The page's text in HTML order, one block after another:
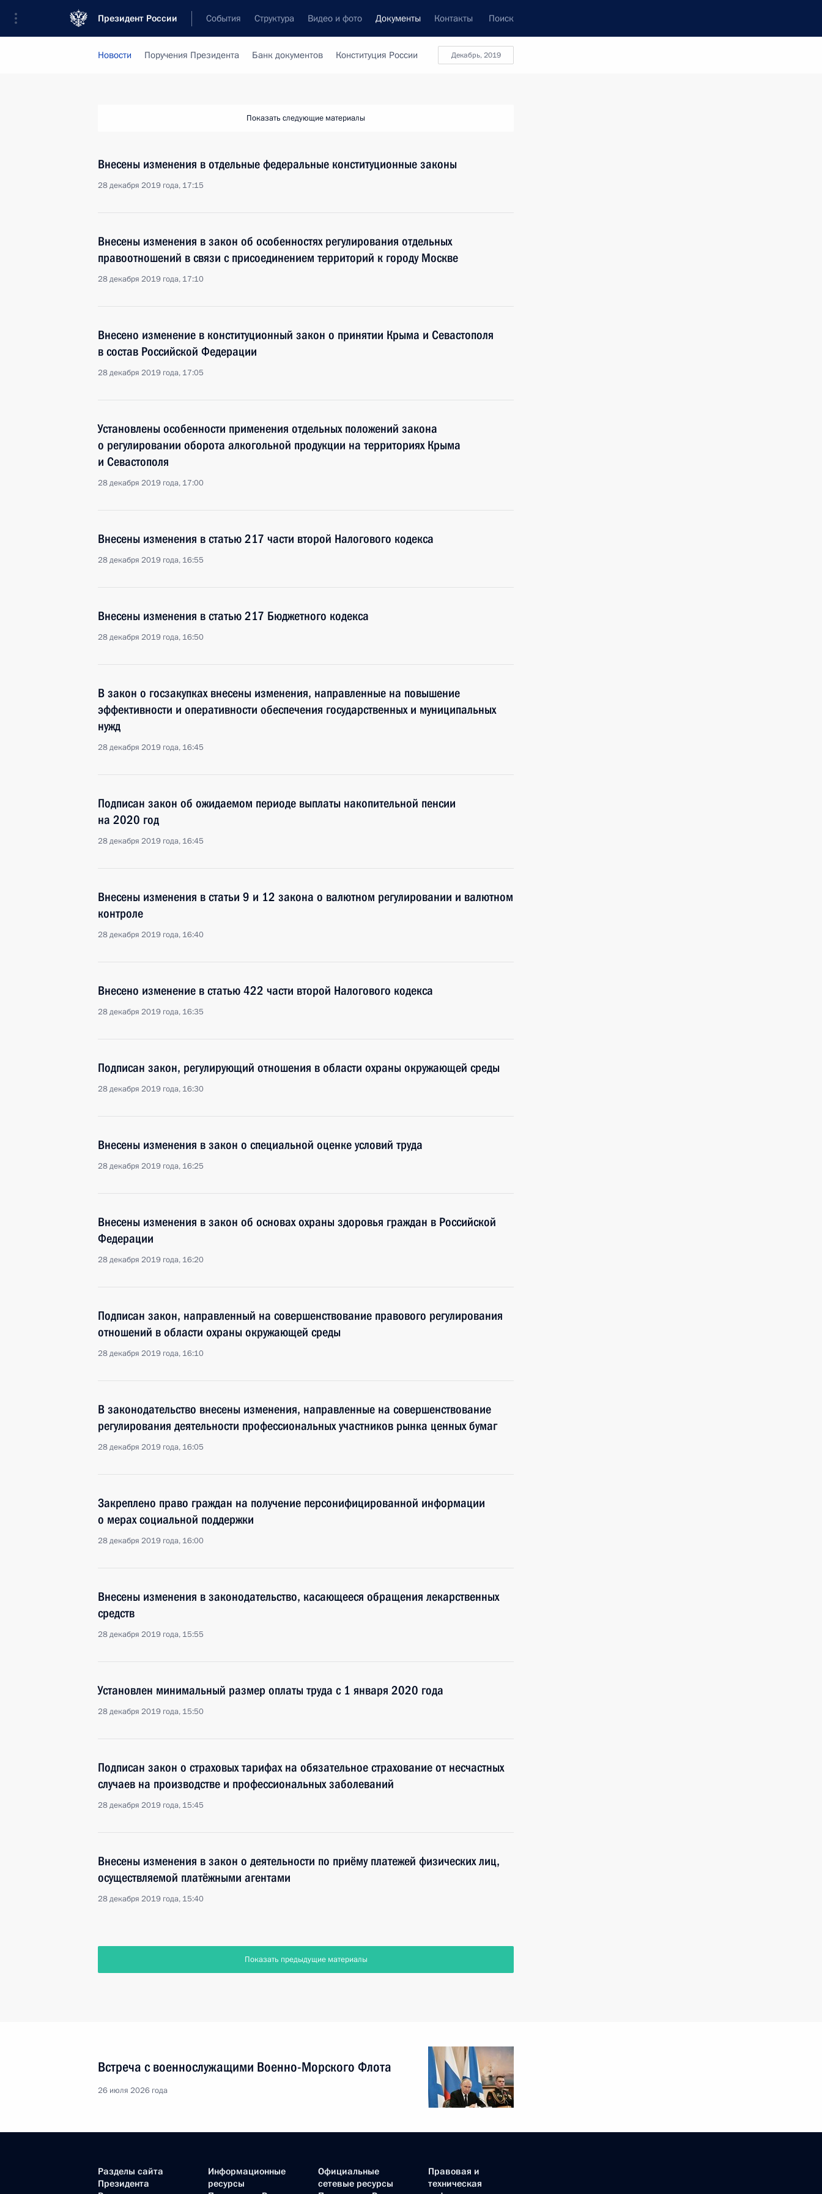
Президент России События Структура Видео и фото Документы Контакты Поиск
Декабрь, 2019
Новости Поручения Президента Банк документов Конституция России
Показать следующие материалы
Внесены изменения в отдельные федеральные конституционные законы
28 декабря 2019 года, 17:15
Внесены изменения в закон об особенностях регулирования отдельных
правоотношений в связи с присоединением территорий к городу Москве
28 декабря 2019 года, 17:10
Внесено изменение в конституционный закон о принятии Крыма и Севастополя
в состав Российской Федерации
28 декабря 2019 года, 17:05
Установлены особенности применения отдельных положений закона
о регулировании оборота алкогольной продукции на территориях Крыма
и Севастополя
28 декабря 2019 года, 17:00
Внесены изменения в статью 217 части второй Налогового кодекса
28 декабря 2019 года, 16:55
Внесены изменения в статью 217 Бюджетного кодекса
28 декабря 2019 года, 16:50
В закон о госзакупках внесены изменения, направленные на повышение
эффективности и оперативности обеспечения государственных и муниципальных
нужд
28 декабря 2019 года, 16:45
Подписан закон об ожидаемом периоде выплаты накопительной пенсии
на 2020 год
28 декабря 2019 года, 16:45
Внесены изменения в статьи 9 и 12 закона о валютном регулировании и валютном
контроле
28 декабря 2019 года, 16:40
Внесено изменение в статью 422 части второй Налогового кодекса
28 декабря 2019 года, 16:35
Подписан закон, регулирующий отношения в области охраны окружающей среды
28 декабря 2019 года, 16:30
Внесены изменения в закон о специальной оценке условий труда
28 декабря 2019 года, 16:25
Внесены изменения в закон об основах охраны здоровья граждан в Российской
Федерации
28 декабря 2019 года, 16:20
Подписан закон, направленный на совершенствование правового регулирования
отношений в области охраны окружающей среды
28 декабря 2019 года, 16:10
В законодательство внесены изменения, направленные на совершенствование
регулирования деятельности профессиональных участников рынка ценных бумаг
28 декабря 2019 года, 16:05
Закреплено право граждан на получение персонифицированной информации
о мерах социальной поддержки
28 декабря 2019 года, 16:00
Внесены изменения в законодательство, касающееся обращения лекарственных
средств
28 декабря 2019 года, 15:55
Установлен минимальный размер оплаты труда с 1 января 2020 года
28 декабря 2019 года, 15:50
Подписан закон о страховых тарифах на обязательное страхование от несчастных
случаев на производстве и профессиональных заболеваний
28 декабря 2019 года, 15:45
Внесены изменения в закон о деятельности по приёму платежей физических лиц,
осуществляемой платёжными агентами
28 декабря 2019 года, 15:40
Показать предыдущие материалы
Встреча с военнослужащими Военно-Морского Флота
26 июля 2026 года
Разделы сайта
Президента
Информационные
ресурсы
Официальные
сетевые ресурсы
Правовая и
техническая